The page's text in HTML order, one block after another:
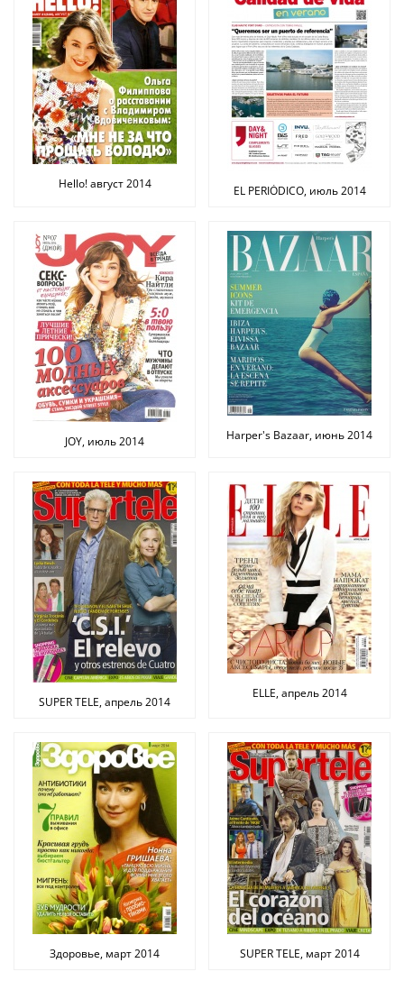
Hello! август 2014 EL PERIÓDICO, июль 2014
JOY, июль 2014 Harper's Bazaar, июнь 2014
SUPER TELE, апрель 2014
ELLE, апрель 2014
Здоровье, март 2014 SUPER TELE, март 2014